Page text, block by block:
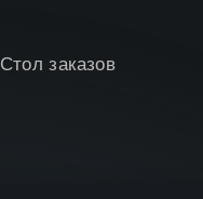
Стол заказов